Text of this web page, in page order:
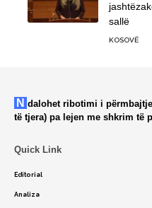
sallë
KOSOVË
Ndalohet ribotimi i përmbajtjes (lajmeve dhe të gjitha shkrimeve
të tjera) pa lejen me shkrim të
Quick Link
Editorial
Analiza